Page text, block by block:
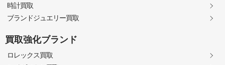
時計買取
ブランドジュエリー買取
買取強化ブランド
ロレックス買取